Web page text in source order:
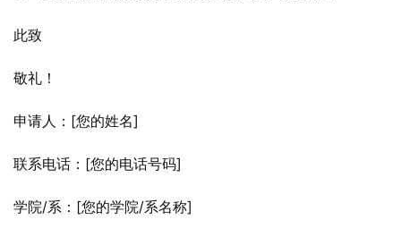
此致
敬礼！
申请人：[您的姓名]
联系电话：[您的电话号码]
学院/系：[您的学院/系名称]